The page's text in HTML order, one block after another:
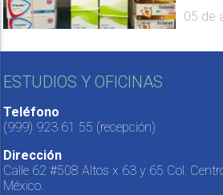
05 de
ESTUDIOS Y OFICINAS
Teléfono
(999) 923 61 55 (recepción)
Dirección
Calle 62 #508 Altos x 63 y 65 Col.
México.